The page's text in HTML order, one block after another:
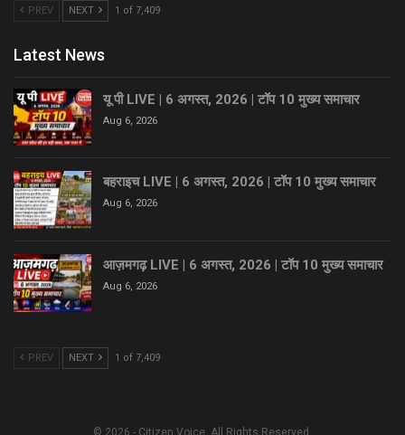
PREV NEXT 1 of 7,409
Latest News
यू पी LIVE | 6 अगस्त, 2026 | टॉप 10 मुख्य समाचार
Aug 6, 2026
बहराइच LIVE | 6 अगस्त, 2026 | टॉप 10 मुख्य समाचार
Aug 6, 2026
आज़मगढ़ LIVE | 6 अगस्त, 2026 | टॉप 10 मुख्य समाचार
Aug 6, 2026
PREV NEXT 1 of 7,409
© 2026 - Citizen Voice. All Rights Reserved.